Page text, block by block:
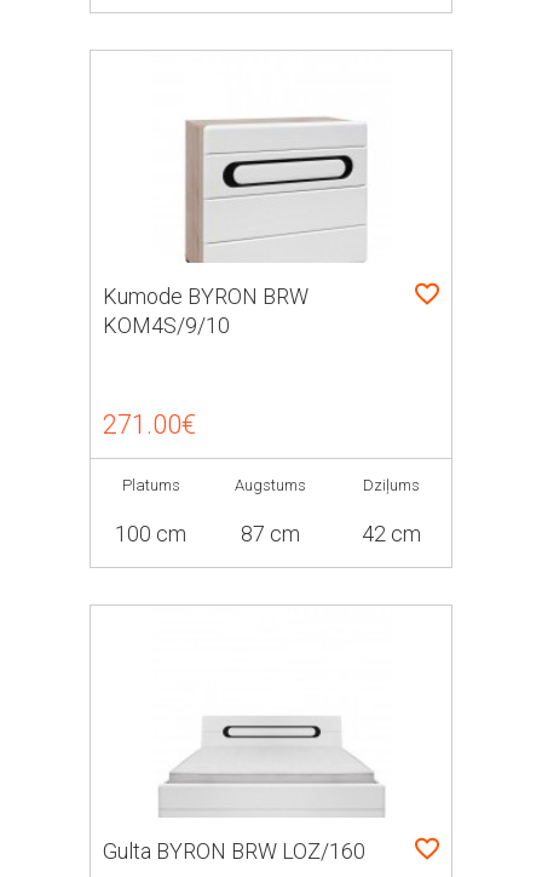
Kumode BYRON BRW
KOM4S/9/10
271.00€
Platums
100 cm
Augstums
87 cm
Dziļums
42 cm
Gulta BYRON BRW LOZ/160